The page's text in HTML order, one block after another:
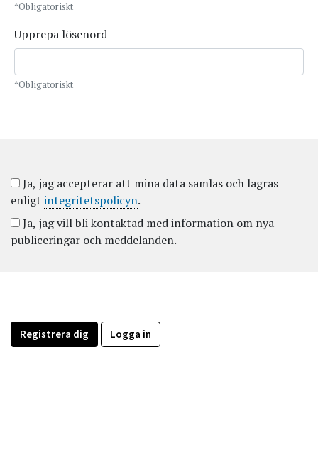
*Obligatoriskt
Upprepa lösenord
*Obligatoriskt
enligt integritetspolicyn.
publiceringar och meddelanden.
Registrera dig Logga in